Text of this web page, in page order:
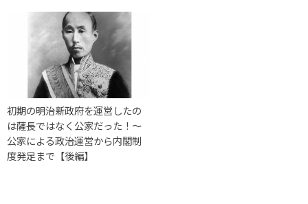
初期の明治新政府を運営したの
は薩長ではなく公家だった！～
公家による政治運営から内閣制
度発足まで【後編】